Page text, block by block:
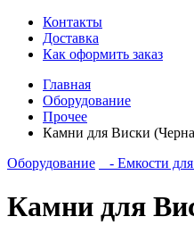
Контакты
Доставка
Как оформить заказ
Главная
Оборудование
Прочее
Камни для Виски
Оборудование
- Емкости
Камни для